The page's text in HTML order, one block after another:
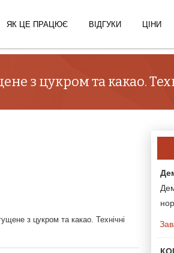
ЯК ЦЕ ПРАЦЮЄ ВІДГУКИ ЦІНИ
з цукром та какао.
з цукром та какао. Технічні